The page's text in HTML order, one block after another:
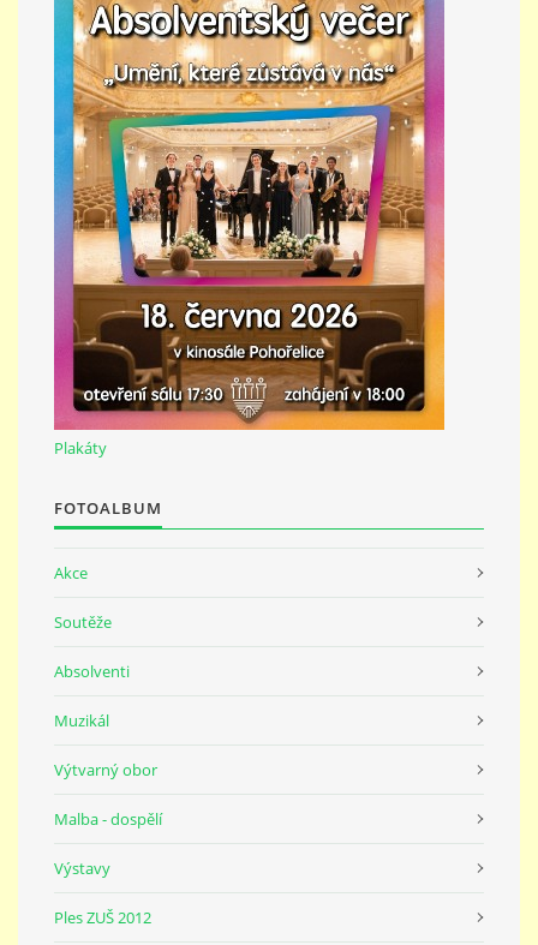
ZAMĚSTNÁNÍ
DOTACE
GDPR
ZUŠ Pohořelice
Školní 462
Pohořelice
691 23
Plakáty
FOTOALBUM
Akce
Soutěže
Absolventi
Muzikál
Výtvarný obor
Malba - dospělí
Výstavy
Ples ZUŠ 2012